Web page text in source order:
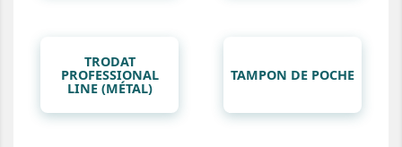
TRODAT
PROFESSIONAL
LINE (MÉTAL)
TAMPON DE POCHE